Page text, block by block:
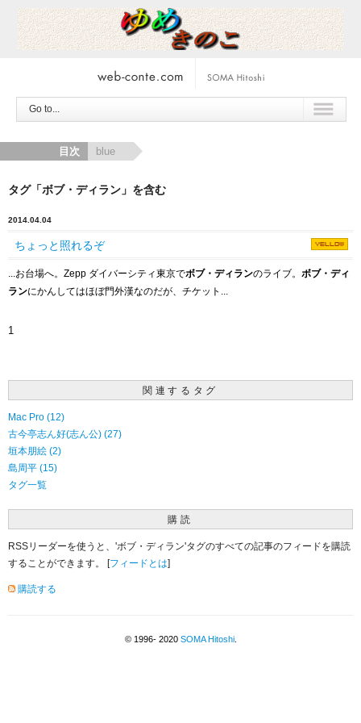
Go to...
blue
目次
タグ「ボブ・ディラン」を含む
2014.04.04
ちょっと照れるぞ
...お台場へ。Zepp ダイバーシティ東京でボブ・ディランのライブ。 ボブ・ディ
ランにかんしてはほぼ門外漢なのだが、チケット...
1
関連するタグ
Mac Pro (12)
古今亭志ん好(志ん公) (27)
垣本朋絵 (2)
島周平 (15)
タグ一覧
購読
RSSリーダーを使うと、'ボブ・ディラン'タグのすべての記事のフィードを購読
することができます。 [フィードとは]
購読する
© 1996- 2020 SOMA Hitoshi.